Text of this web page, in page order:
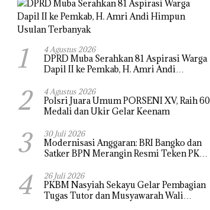
1 4 Agustus 2026
DPRD Muba Serahkan 81 Aspirasi Warga
Dapil II ke Pemkab, H. Amri Andi
2 4 Agustus 2026
Polsri Juara Umum PORSENI XV, Raih 60
Medali dan Ukir Gelar Keenam
3 30 Juli 2026
Modernisasi Anggaran: BRI Bangko dan
Satker BPN Merangin Resmi Teken PKS
4 26 Juli 2026
PKBM Nasyiah Sekayu Gelar Pembagian
Tugas Tutor dan Musyawarah Wali